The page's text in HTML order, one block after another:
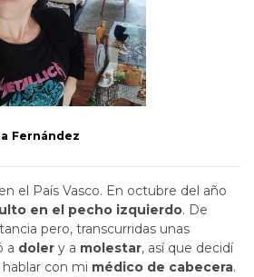
Fernández
el País Vasco. En octubre del año
en el pecho izquierdo. De
pero, transcurridas unas
a doler y a molestar, así que decidí
con mi médico de cabecera.